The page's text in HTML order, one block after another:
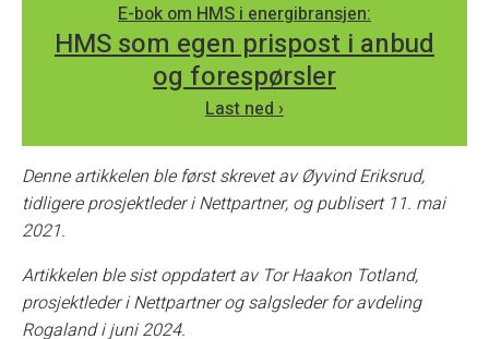
E-bok om HMS i energibransjen:
HMS som egen prispost i anbud
og forespørsler
Last ned ›
Denne artikkelen ble først skrevet av Øyvind Eriksrud,
tidligere prosjektleder i Nettpartner, og publisert 11. mai
2021.
Artikkelen ble sist oppdatert av Tor Haakon Totland,
prosjektleder i Nettpartner og salgsleder for avdeling
Rogaland i juni 2024.